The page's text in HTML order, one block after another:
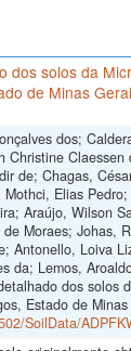
dos solos da
de Minas
dos;
Christine Claessen
de; Chagas,
Elias Pedro;
Araújo, Wilson
Moraes; Johas,
Antonello, Loiva
da; Lemos,
dos solos
Estado de
SoilData/